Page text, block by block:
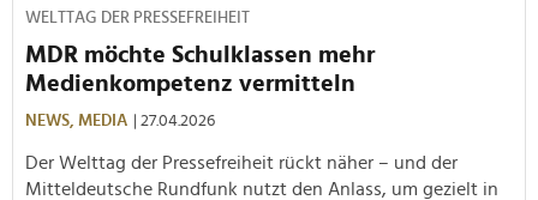
WELTTAG DER PRESSEFREIHEIT
MDR möchte Schulklassen mehr
Medienkompetenz vermitteln
NEWS, MEDIA | 27.04.2026
Der Welttag der Pressefreiheit rückt näher – und der
Mitteldeutsche Rundfunk nutzt den Anlass, um gezielt in